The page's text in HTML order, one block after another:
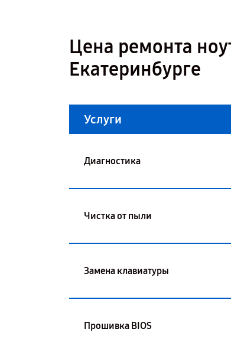
Цена ремонта
Екатеринбурге
Услуги
Диагностика
Чистка от пыли
Замена клавиатуры
Прошивка BIOS